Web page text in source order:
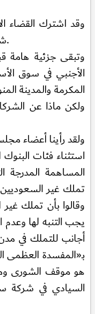
وقد اشترك القضاء
شركة موانئ دبي لإرجاء البت فيها قبل صرف النظر عنها.
وتبقى جزئية هامة
الأجنبي في سوق
المكرمة والمدينة
ولكن ماذا عن
استثناء فئات
المساهمة المدرجة
تملك غير السعوديين
وقالوا بأن تملك
يجب التنبه لها
أجانب للتملك في
بـ«المفسدة العظمى
هو موقف الشورى
السيادي في شركة